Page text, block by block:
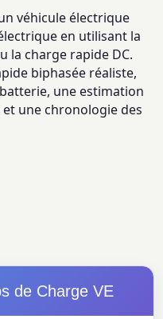
véhicule électrique
en utilisant la
la charge rapide DC.
biphasée réaliste,
une estimation
une chronologie des
de Charge VE